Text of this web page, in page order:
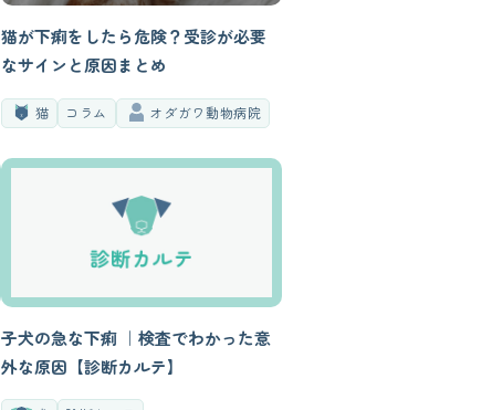
猫が下痢をしたら危険？受診が必要
なサインと原因まとめ
猫 コラム オダガワ動物病院
子犬の急な下痢 ｜検査でわかった意
外な原因【診断カルテ】